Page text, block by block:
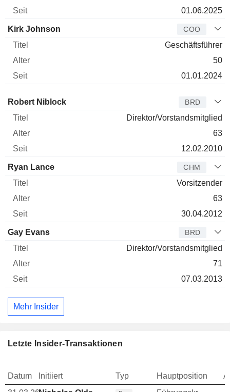
01.06.2025
Kirk Johnson COO
Geschäftsführer
50
01.01.2024
Verwaltungsratsmitglied
Robert Niblock BRD
Direktor/Vorstandsmitglied
63
12.02.2010
Ryan Lance CHM
Vorsitzender
63
30.04.2012
Gay Evans BRD
Direktor/Vorstandsmitglied
71
07.03.2013
Mehr Insider
Letzte Insider-Transaktionen
Datum Initiiert Typ Hauptposition